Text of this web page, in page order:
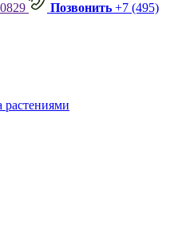
Позвонить +7 (495)
растениями